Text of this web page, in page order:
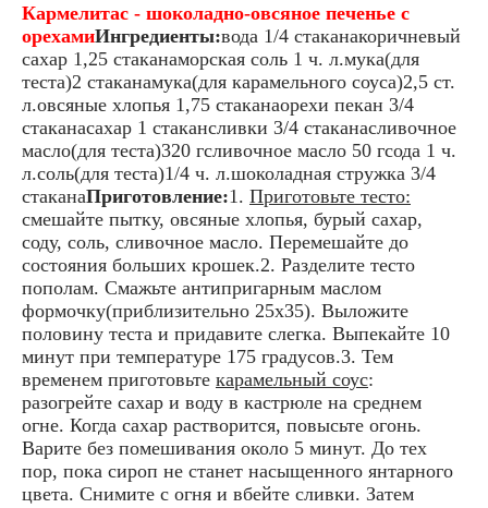
Кармелитас - шоколадно-овсяное печенье с
орехамиИнгредиенты:вода 1/4 стаканакоричневый
сахар 1,25 стаканаморская соль 1 ч. л.мука(для
теста)2 стаканамука(для карамельного соуса)2,5 ст.
л.овсяные хлопья 1,75 стаканаорехи пекан 3/4
стаканасахар 1 стакансливки 3/4 стаканасливочное
масло(для теста)320 гсливочное масло 50 гсода 1 ч.
л.соль(для теста)1/4 ч. л.шоколадная стружка 3/4
стаканаПриготовление:1. Приготовьте тесто:
смешайте пытку, овсяные хлопья, бурый сахар,
соду, соль, сливочное масло. Перемешайте до
состояния больших крошек.2. Разделите тесто
пополам. Смажьте антипригарным маслом
формочку(приблизительно 25х35). Выложите
половину теста и придавите слегка. Выпекайте 10
минут при температуре 175 градусов.3. Тем
временем приготовьте карамельный соус:
разогрейте сахар и воду в кастрюле на среднем
огне. Когда сахар растворится, повысьте огонь.
Варите без помешивания около 5 минут. До тех
пор, пока сироп не станет насыщенного янтарного
цвета. Снимите с огня и вбейте сливки. Затем